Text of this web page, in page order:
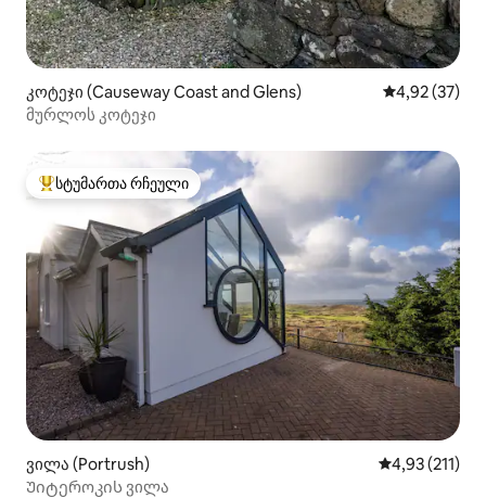
კოტეჯი (Causeway Coast and Glens) საშუალო
4,92 (37)
მურლოს კოტეჯი
სტუმართა რჩეული მოწინავე ვარიანტი
სტუმართა რჩეული
ვილა (Portrush) საშუალო
4,93 (211)
Უიტეროკის ვილა